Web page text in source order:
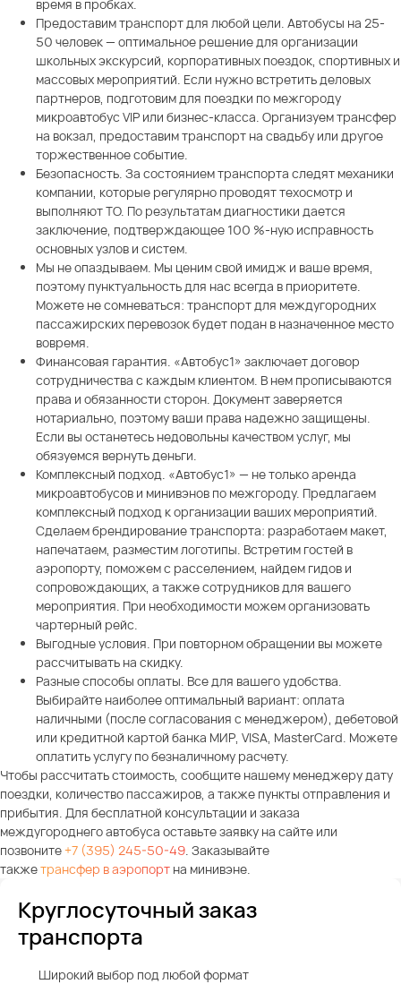
время в пробках.
Предоставим транспорт для любой цели. Автобусы на 25-
50 человек — оптимальное решение для организации
школьных экскурсий, корпоративных поездок, спортивных и
массовых мероприятий. Если нужно встретить деловых
партнеров, подготовим для поездки по межгороду
микроавтобус VIP или бизнес-класса. Организуем трансфер
на вокзал, предоставим транспорт на свадьбу или другое
торжественное событие.
Безопасность. За состоянием транспорта следят механики
компании, которые регулярно проводят техосмотр и
выполняют ТО. По результатам диагностики дается
заключение, подтверждающее 100 %-ную исправность
основных узлов и систем.
Мы не опаздываем. Мы ценим свой имидж и ваше время,
поэтому пунктуальность для нас всегда в приоритете.
Можете не сомневаться: транспорт для междугородних
пассажирских перевозок будет подан в назначенное место
вовремя.
Финансовая гарантия. «Автобус1» заключает договор
сотрудничества с каждым клиентом. В нем прописываются
права и обязанности сторон. Документ заверяется
нотариально, поэтому ваши права надежно защищены.
Если вы останетесь недовольны качеством услуг, мы
обязуемся вернуть деньги.
Комплексный подход. «Автобус1» — не только аренда
микроавтобусов и минивэнов по межгороду. Предлагаем
комплексный подход к организации ваших мероприятий.
Сделаем брендирование транспорта: разработаем макет,
напечатаем, разместим логотипы. Встретим гостей в
аэропорту, поможем с расселением, найдем гидов и
сопровождающих, а также сотрудников для вашего
мероприятия. При необходимости можем организовать
чартерный рейс.
Выгодные условия. При повторном обращении вы можете
рассчитывать на скидку.
Разные способы оплаты. Все для вашего удобства.
Выбирайте наиболее оптимальный вариант: оплата
наличными (после согласования с менеджером), дебетовой
или кредитной картой банка МИР, VISA, MasterCard. Можете
оплатить услугу по безналичному расчету.
Чтобы рассчитать стоимость, сообщите нашему менеджеру дату
поездки, количество пассажиров, а также пункты отправления и
прибытия. Для бесплатной консультации и заказа
междугороднего автобуса оставьте заявку на сайте или
позвоните+7 (395) 245-50-49 . Заказывайте
такжетрансфер в аэропорт на минивэне.
Круглосуточный заказ
транспорта
Широкий выбор под любой формат